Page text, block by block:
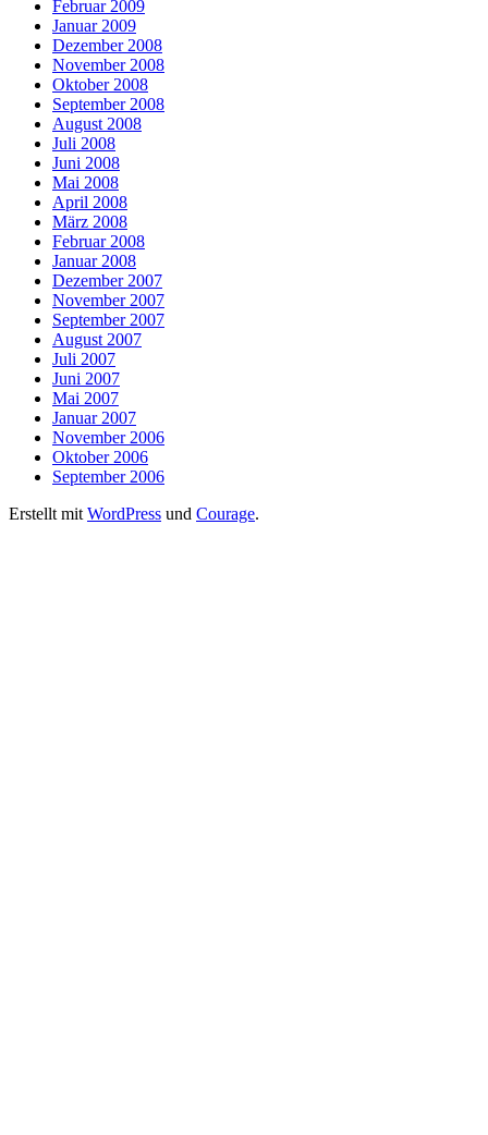
Februar 2009
Januar 2009
Dezember 2008
November 2008
Oktober 2008
September 2008
August 2008
Juli 2008
Juni 2008
Mai 2008
April 2008
März 2008
Februar 2008
Januar 2008
Dezember 2007
November 2007
September 2007
August 2007
Juli 2007
Juni 2007
Mai 2007
Januar 2007
November 2006
Oktober 2006
September 2006
Erstellt mit WordPress und Courage.